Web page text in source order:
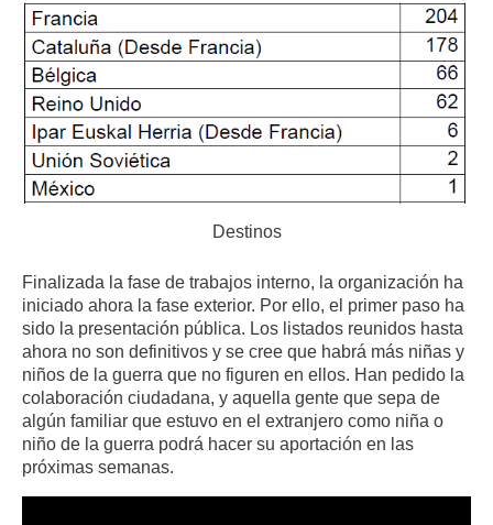
Destinos
Finalizada la fase de trabajos interno, la organización ha
iniciado ahora la fase exterior. Por ello, el primer paso ha
sido la presentación pública. Los listados reunidos hasta
ahora no son definitivos y se cree que habrá más niñas y
niños de la guerra que no figuren en ellos. Han pedido la
colaboración ciudadana, y aquella gente que sepa de
algún familiar que estuvo en el extranjero como niña o
niño de la guerra podrá hacer su aportación en las
próximas semanas.